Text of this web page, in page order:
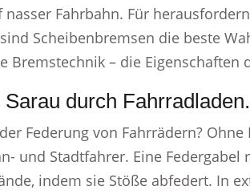
Fahrbahn. Für
Scheibenbremsen die beste
Bremstechnik – die Eigenschaften
durch Fahrradladen.
Federung von Fahrrädern? Ohne
und Stadtfahrer. Eine Federgabel
indem sie Stöße abfedert. In